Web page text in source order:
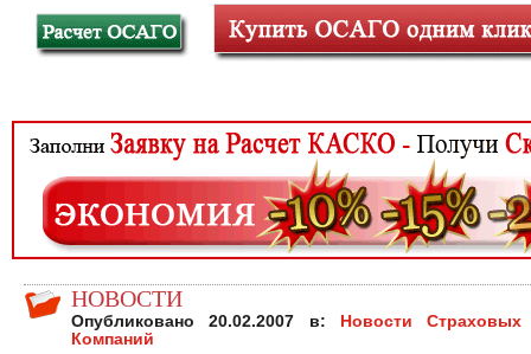
НОВОСТИ
Опубликовано 20.02.2007 в:
Новости Страховых
Компаний